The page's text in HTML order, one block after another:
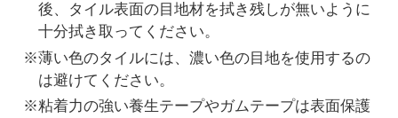
後、タイル表面の目地材を拭き残しが無いように
十分拭き取ってください。
※薄い色のタイルには、濃い色の目地を使用するの
は避けてください。
※粘着力の強い養生テープやガムテープは表面保護